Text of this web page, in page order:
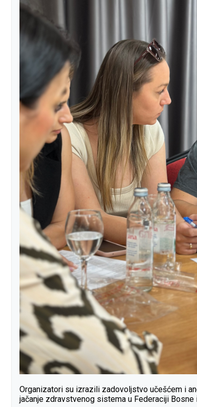
Organizatori su izrazili zadovoljstvo učešćem i
jačanje zdravstvenog sistema u Federaciji Bosne